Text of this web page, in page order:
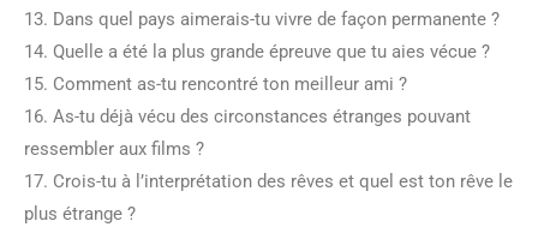
13. Dans quel pays aimerais-tu vivre de façon permanente ?
14. Quelle a été la plus grande épreuve que tu aies vécue ?
15. Comment as-tu rencontré ton meilleur ami ?
16. As-tu déjà vécu des circonstances étranges pouvant
ressembler aux films ?
17. Crois-tu à l’interprétation des rêves et quel est ton rêve le
plus étrange ?